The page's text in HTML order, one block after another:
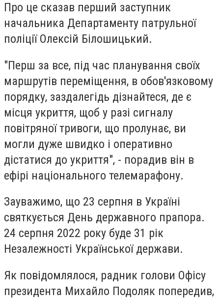
Про це сказав перший заступник
начальника Департаменту патрульної
поліції Олексій Білошицький.
"Перш за все, під час планування своїх
маршрутів переміщення, в обов'язковому
порядку, заздалегідь дізнайтеся, де є
місця укриття, щоб у разі сигналу
повітряної тривоги, що пролунає, ви
могли дуже швидко і оперативно
дістатися до укриття", - порадив він в
ефірі національного телемарафону.
Зауважимо, що 23 серпня в Україні
святкується День державного прапора.
24 серпня 2022 року буде 31 рік
Незалежності Української держави.
Як повідомлялося, радник голови Офісу
президента Михайло Подоляк попередив,